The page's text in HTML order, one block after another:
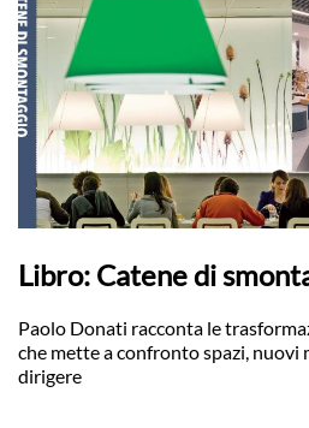
Libro: Catene di
Paolo Donati racconta le
che mette a confronto spazi, nuovi
dirigere